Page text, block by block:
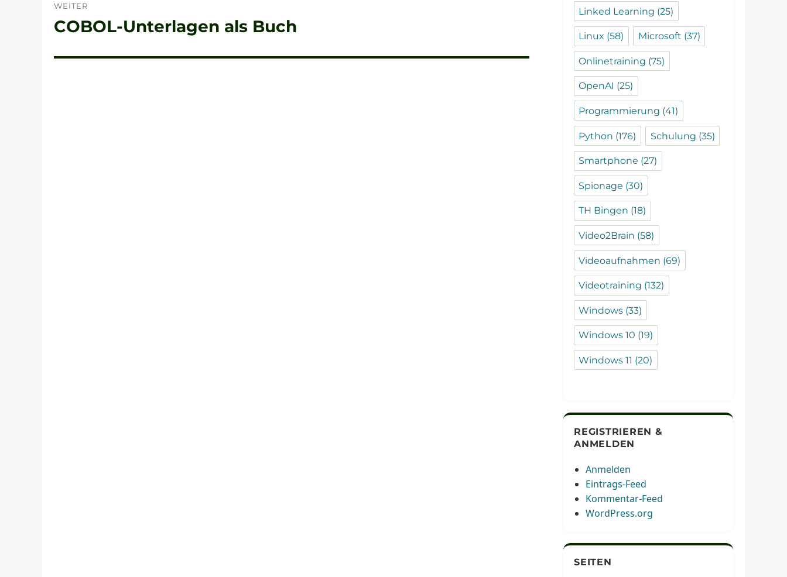
WEITER
Nächster
COBOL-Unterlagen als Buch
Linked Learning (25)
Linux (58) Microsoft (37)
Onlinetraining (75)
OpenAI (25)
Programmierung (41)
Python (176) Schulung (35)
Smartphone (27)
Spionage (30)
TH Bingen (18)
Video2Brain (58)
Videoaufnahmen (69)
Videotraining (132)
Windows (33)
Windows 10 (19)
Windows 11 (20)
REGISTRIEREN &
ANMELDEN
Anmelden
Eintrags-Feed
Kommentar-Feed
WordPress.org
SEITEN